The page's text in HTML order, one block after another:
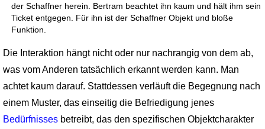
der Schaffner herein. Bertram beachtet ihn kaum und hält ihm sein
Ticket entgegen. Für ihn ist der Schaffner Objekt und bloße
Funktion.
Die Interaktion hängt nicht oder nur nachrangig von dem ab,
was vom Anderen tatsächlich erkannt werden kann. Man
achtet kaum darauf. Stattdessen verläuft die Begegnung nach
einem Muster, das einseitig die Befriedigung jenes
Bedürfnissesbetreibt, das den spezifischen Objektcharakter